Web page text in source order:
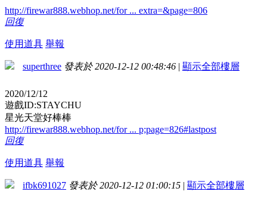
http://firewar888.webhop.net/for ... extra=&page=806
回復
使用道具 舉報
superthree 發表於 2020-12-12 00:48:46 | 顯示全部樓層
2020/12/12
遊戲ID:STAYCHU
星光天堂好棒棒
http://firewar888.webhop.net/for ... p;page=826#lastpost
回復
使用道具 舉報
ifbk691027 發表於 2020-12-12 01:00:15 | 顯示全部樓層